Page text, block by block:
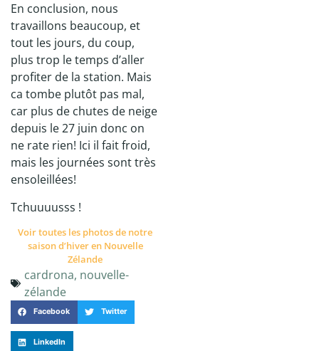
En conclusion, nous
travaillons beaucoup, et
tout les jours, du coup,
plus trop le temps d’aller
profiter de la station. Mais
ca tombe plutôt pas mal,
car plus de chutes de neige
depuis le 27 juin donc on
ne rate rien! Ici il fait froid,
mais les journées sont très
ensoleillées!
Tchuuuusss !
Voir toutes les photos de notre
saison d’hiver en Nouvelle
Zélande
cardrona, nouvelle-
zélande
Facebook Twitter
LinkedIn